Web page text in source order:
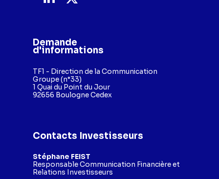
Contacts Investisseurs
Stéphane FEIST
Responsable Communication Financière et
Relations Investisseurs
Demande
d'informations
TF1 - Direction de la Communication
Groupe (n°33)
1 Quai du Point du Jour
92656 Boulogne Cedex